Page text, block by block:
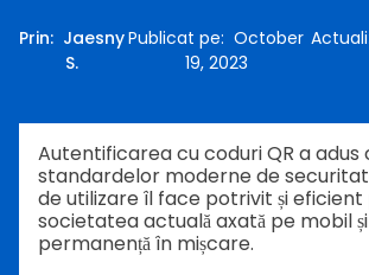
Prin: Jaesny
S.
Publicat pe:October
19, 2023
Autentificarea cu coduri QR a
standardelor moderne de
de utilizare îl face potrivit și
societatea actuală axată pe mobil
permanență în mișcare.